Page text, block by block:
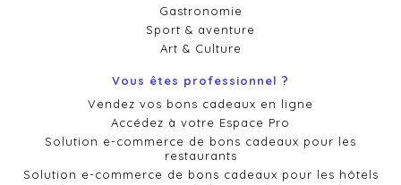
Gastronomie
Sport & aventure
Art & Culture
Vous êtes professionnel ?
Vendez vos bons cadeaux en ligne
Accédez à votre Espace Pro
Solution e-commerce de bons cadeaux pour les
restaurants
Solution e-commerce de bons cadeaux pour les hôtels